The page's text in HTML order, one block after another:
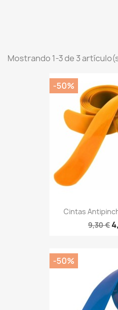
Mostrando 1-3 de 3
Cintas
9,30 €
-50%
-50%